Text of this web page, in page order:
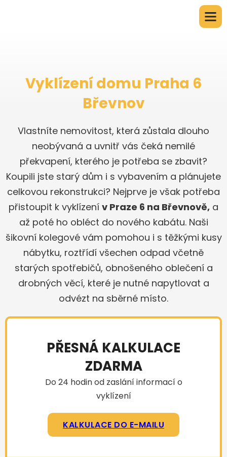
Vyklízení domu Praha 6
Břevnov
Vlastníte nemovitost, která zůstala dlouho
neobývaná a uvnitř vás čeká nemilé
překvapení, kterého je potřeba se zbavit?
Koupili jste starý dům i s vybavením a plánujete
celkovou rekonstrukci? Nejprve je však potřeba
přistoupit k vyklízení v Praze 6 na Břevnově, a
až poté ho obléct do nového kabátu. Naši
šikovní kolegové vám pomohou i s těžkými kusy
nábytku, roztřídí všechen odpad včetně
starých spotřebičů, obnošeného oblečení a
drobných věcí, které je nutné napytlovat a
odvézt na sběrné místo.
PŘESNÁ KALKULACE
ZDARMA
Do 24 hodin od zaslání informací o
vyklízení
KALKULACE DO E-MAILU